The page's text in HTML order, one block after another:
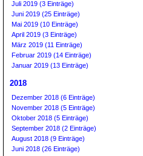
Juli 2019 (3 Einträge)
Juni 2019 (25 Einträge)
Mai 2019 (10 Einträge)
April 2019 (3 Einträge)
März 2019 (11 Einträge)
Februar 2019 (14 Einträge)
Januar 2019 (13 Einträge)
2018
Dezember 2018 (6 Einträge)
November 2018 (5 Einträge)
Oktober 2018 (5 Einträge)
September 2018 (2 Einträge)
August 2018 (9 Einträge)
Juni 2018 (26 Einträge)